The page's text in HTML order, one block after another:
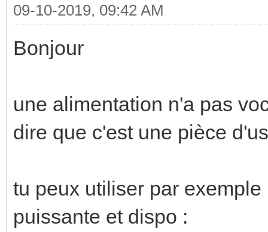
09-10-2019, 09:42 AM
Bonjour
une alimentation n'a pas
dire que c'est une pièce
tu peux utiliser par
puissante et dispo :